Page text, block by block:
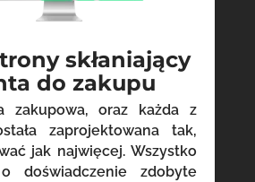
skłaniający
do zakupu
zakupowa, oraz każda z
zaprojektowana tak,
jak najwięcej. Wszystko
doświadczenie zdobyte